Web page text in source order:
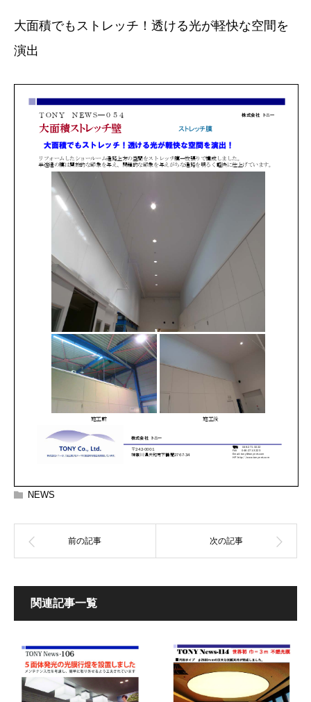
大面積でもストレッチ！透ける光が軽快な空間を
演出
NEWS
関連記事一覧